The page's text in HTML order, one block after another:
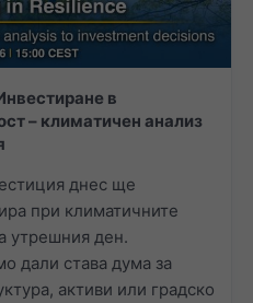
в
– климатичен анализ
днес ще
при климатичните
утрешния ден.
дали става дума за
активи или градско